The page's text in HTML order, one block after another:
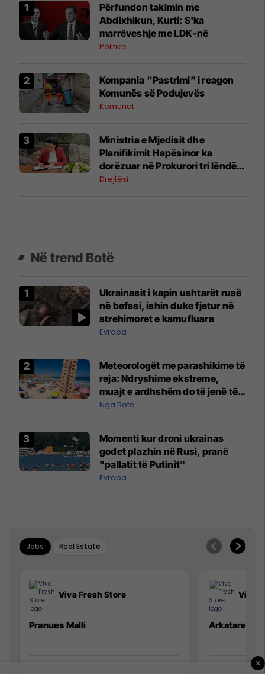
Përfundon takimin me
Abdixhikun, Kurti: S'ka
marrëveshje me LDK-në
Politikë
Kompania “Pastrimi” i reagon
Komunës së Podujevës
Komunat
Ministria e Mjedisit dhe
Planifikimit Hapësinor ka
dorëzuar në Prokurori tri lëndë,
nën dyshimet për shpronësim
Drejtësi
Në trend Botë
Ukrainasit i kapin ushtarët rusë
në befasi, ishin duke fjetur në
strehimoret e kamufluara
Evropa
Meteorologët me parashikime të
reja: Ndryshime ekstreme,
muajt e ardhshëm do të jenë të
pazakontë
Nga Bota
Momenti kur droni ukrainas
godet plazhin në Rusi, pranë
"pallatit të Putinit"
Evropa
Jobs Real Estate
Viva Fresh Store
Pranues Malli
Viva
Arkatare
×